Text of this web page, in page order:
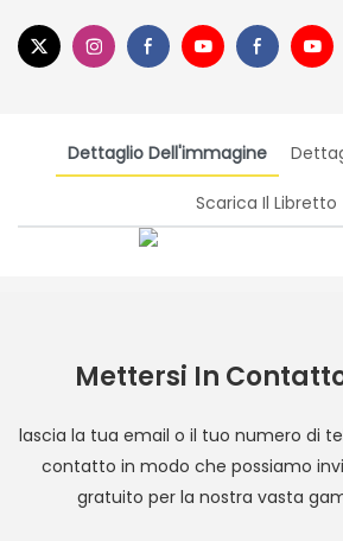
Dettaglio Dell'immagine
Scarica Il Libretto
Mettersi In
lascia la tua email o il tuo numero di
contatto in modo che possiamo
gratuito per la nostra vasta